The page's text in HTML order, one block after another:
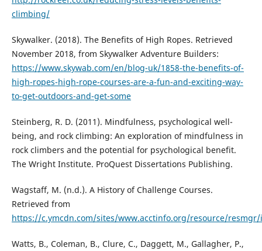
climbing/
Skywalker. (2018). The Benefits of High Ropes. Retrieved
November 2018, from Skywalker Adventure Builders:
https://www.skywab.com/en/blog-uk/1858-the-benefits-of-
high-ropes-high-rope-courses-are-a-fun-and-exciting-way-
to-get-outdoors-and-get-some
Steinberg, R. D. (2011). Mindfulness, psychological well-
being, and rock climbing: An exploration of mindfulness in
rock climbers and the potential for psychological benefit.
The Wright Institute. ProQuest Dissertations Publishing.
Wagstaff, M. (n.d.). A History of Challenge Courses.
Retrieved from
https://c.ymcdn.com/sites/www.acctinfo.org/resource/
Watts, B., Coleman, B., Clure, C., Daggett, M., Gallagher, P.,